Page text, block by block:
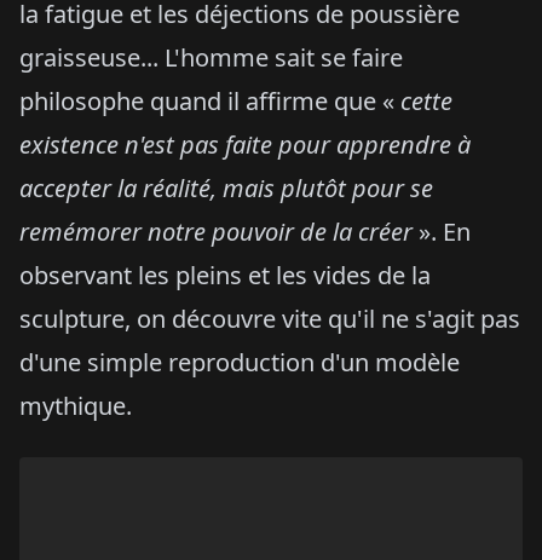
la fatigue et les déjections de poussière
graisseuse... L'homme sait se faire
philosophe quand il affirme que « cette
existence n'est pas faite pour apprendre à
accepter la réalité, mais plutôt pour se
remémorer notre pouvoir de la créer». En
observant les pleins et les vides de la
sculpture, on découvre vite qu'il ne s'agit pas
d'une simple reproduction d'un modèle
mythique.